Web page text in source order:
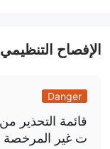
الإفصاح التنظيمي
Danger